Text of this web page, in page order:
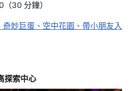
30 分鐘）
奇妙巨蛋、空中花園、帶小朋友入
探索中心